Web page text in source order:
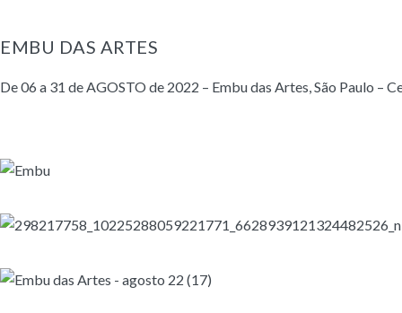
EMBU DAS ARTES
De 06 a 31 de AGOSTO de 2022 – Embu das Artes, São Paulo –